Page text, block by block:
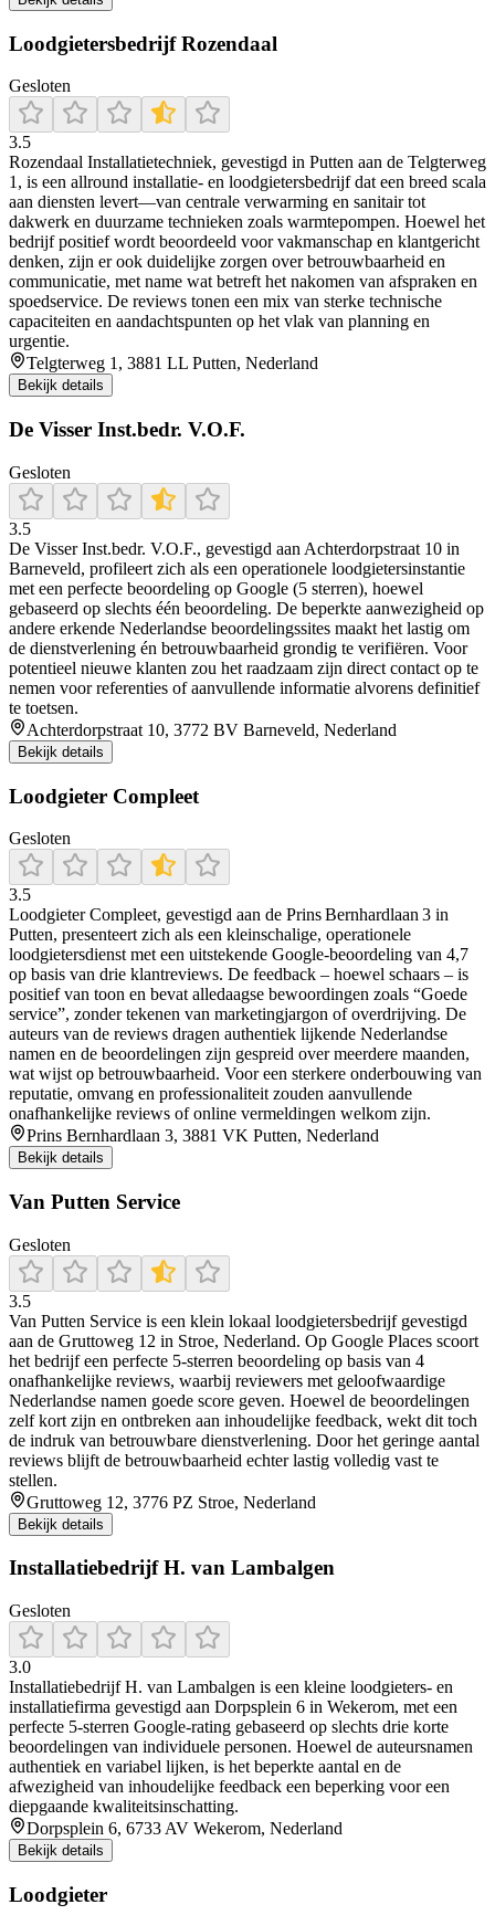
Loodgietersbedrijf Rozendaal
Gesloten
3.5
Rozendaal Installatietechniek, gevestigd in Putten aan de Telgterweg
1, is een allround installatie- en loodgietersbedrijf dat een breed scala
aan diensten levert—van centrale verwarming en sanitair tot
dakwerk en duurzame technieken zoals warmtepompen. Hoewel het
bedrijf positief wordt beoordeeld voor vakmanschap en klantgericht
denken, zijn er ook duidelijke zorgen over betrouwbaarheid en
communicatie, met name wat betreft het nakomen van afspraken en
spoedservice. De reviews tonen een mix van sterke technische
capaciteiten en aandachtspunten op het vlak van planning en
urgentie.
Telgterweg 1, 3881 LL Putten, Nederland
Bekijk details
De Visser Inst.bedr. V.O.F.
Gesloten
3.5
De Visser Inst.bedr. V.O.F., gevestigd aan Achterdorpstraat 10 in
Barneveld, profileert zich als een operationele loodgietersinstantie
met een perfecte beoordeling op Google (5 sterren), hoewel
gebaseerd op slechts één beoordeling. De beperkte aanwezigheid op
andere erkende Nederlandse beoordelingssites maakt het lastig om
de dienstverlening én betrouwbaarheid grondig te verifiëren. Voor
potentieel nieuwe klanten zou het raadzaam zijn direct contact op te
nemen voor referenties of aanvullende informatie alvorens definitief
te toetsen.
Achterdorpstraat 10, 3772 BV Barneveld, Nederland
Bekijk details
Loodgieter Compleet
Gesloten
3.5
Loodgieter Compleet, gevestigd aan de Prins Bernhardlaan 3 in
Putten, presenteert zich als een kleinschalige, operationele
loodgietersdienst met een uitstekende Google-beoordeling van 4,7
op basis van drie klantreviews. De feedback – hoewel schaars – is
positief van toon en bevat alledaagse bewoordingen zoals “Goede
service”, zonder tekenen van marketingjargon of overdrijving. De
auteurs van de reviews dragen authentiek lijkende Nederlandse
namen en de beoordelingen zijn gespreid over meerdere maanden,
wat wijst op betrouwbaarheid. Voor een sterkere onderbouwing van
reputatie, omvang en professionaliteit zouden aanvullende
onafhankelijke reviews of online vermeldingen welkom zijn.
Prins Bernhardlaan 3, 3881 VK Putten, Nederland
Bekijk details
Van Putten Service
Gesloten
3.5
Van Putten Service is een klein lokaal loodgietersbedrijf gevestigd
aan de Gruttoweg 12 in Stroe, Nederland. Op Google Places scoort
het bedrijf een perfecte 5‑sterren beoordeling op basis van 4
onafhankelijke reviews, waarbij reviewers met geloofwaardige
Nederlandse namen goede score geven. Hoewel de beoordelingen
zelf kort zijn en ontbreken aan inhoudelijke feedback, wekt dit toch
de indruk van betrouwbare dienstverlening. Door het geringe aantal
reviews blijft de betrouwbaarheid echter lastig volledig vast te
stellen.
Gruttoweg 12, 3776 PZ Stroe, Nederland
Bekijk details
Installatiebedrijf H. van Lambalgen
Gesloten
3.0
Installatiebedrijf H. van Lambalgen is een kleine loodgieters‑ en
installatiefirma gevestigd aan Dorpsplein 6 in Wekerom, met een
perfecte 5‑sterren Google‑rating gebaseerd op slechts drie korte
beoordelingen van individuele personen. Hoewel de auteursnamen
authentiek en variabel lijken, is het beperkte aantal en de
afwezigheid van inhoudelijke feedback een beperking voor een
diepgaande kwaliteitsinschatting.
Dorpsplein 6, 6733 AV Wekerom, Nederland
Bekijk details
Loodgieter